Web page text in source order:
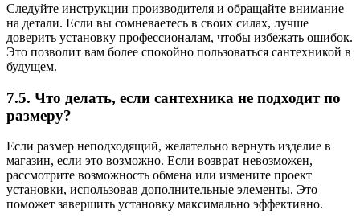
Следуйте инструкции производителя и обращайте внимание
на детали. Если вы сомневаетесь в своих силах, лучше
доверить установку профессионалам, чтобы избежать ошибок.
Это позволит вам более спокойно пользоваться сантехникой в
будущем.
7.5. Что делать, если сантехника не подходит по
размеру?
Если размер неподходящий, желательно вернуть изделие в
магазин, если это возможно. Если возврат невозможен,
рассмотрите возможность обмена или измените проект
установки, использовав дополнительные элементы. Это
поможет завершить установку максимально эффективно.